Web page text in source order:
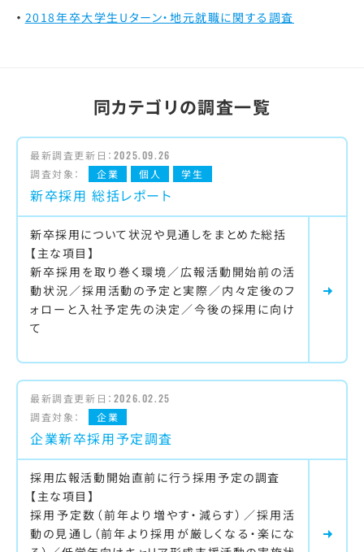
2018年卒大学生Uターン・地元就職に関する調査
同カテゴリの調査一覧
最新調査更新日： 2025.09.26
調査対象：
企業 個人 学生
新卒採用 総括レポート
新卒採用について状況や見通しをまとめた総括
【主な項目】
新卒採用を取り巻く環境／広報活動開始前の活
動状況／採用活動の予定と実際／内々定後のフ
ォローと入社予定先の決定／今後の採用に向け
て
最新調査更新日： 2026.02.25
調査対象：
企業
企業新卒採用予定調査
採用広報活動開始直前に行う採用予定の調査
【主な項目】
採用予定数（前年より増やす・減らす）／採用活
動の見通し（前年より採用が厳しくなる・楽にな